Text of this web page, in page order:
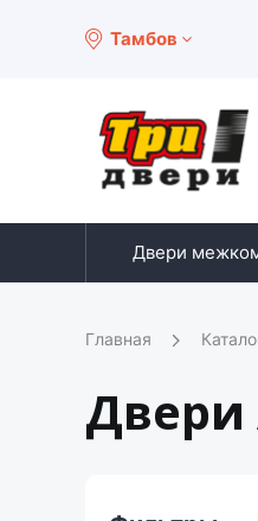
Тамбов
Двери
Главная
Двери